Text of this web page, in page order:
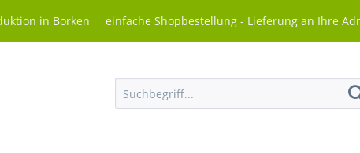
in Borken einfache Shopbestellung - Lieferung an Ihre